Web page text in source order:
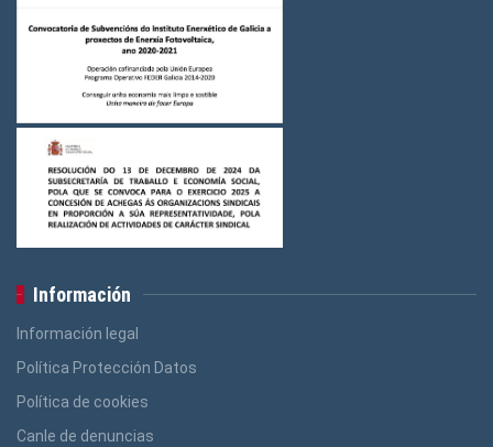
Información
Información legal
Política Protección Datos
Política de cookies
Canle de denuncias